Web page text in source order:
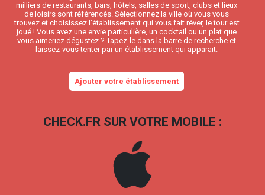
milliers de restaurants, bars, hôtels, salles de sport, clubs et lieux
de loisirs sont référencés. Sélectionnez la ville où vous vous
trouvez et choisissez l’établissement qui vous fait rêver, le tour est
joué ! Vous avez une envie particulière, un cocktail ou un plat que
vous aimeriez dégustez ? Tapez-le dans la barre de recherche et
laissez-vous tenter par un établissement qui apparait.
Ajouter votre établissement
CHECK.FR SUR VOTRE MOBILE :